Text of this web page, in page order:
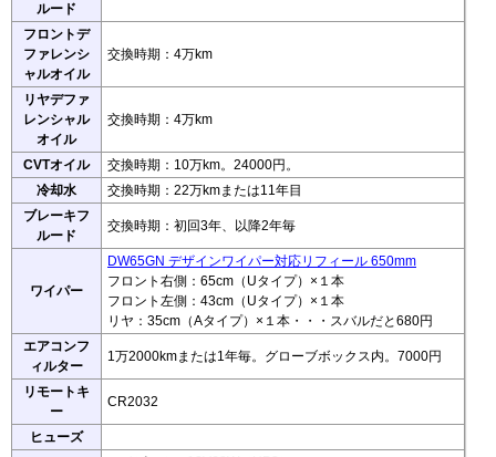
ルード
フロントデ
ファレンシ
ャルオイル
交換時期：4万km
リヤデファ
レンシャル
オイル
交換時期：4万km
CVTオイル
交換時期：10万km。24000円。
冷却水
交換時期：22万kmまたは11年目
ブレーキフ
ルード
交換時期：初回3年、以降2年毎
ワイパー
DW65GN デザインワイパー対応リフィール 650mm
フロント右側：65cm（Uタイプ）×１本
フロント左側：43cm（Uタイプ）×１本
リヤ：35cm（Aタイプ）×１本・・・スバルだと680円
エアコンフ
ィルター
1万2000kmまたは1年毎。グローブボックス内。7000円
リモートキ
ー
CR2032
ヒューズ